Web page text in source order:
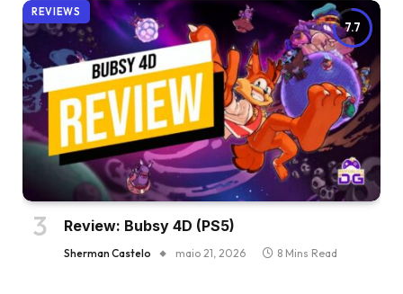
7.7
REVIEWS
Review: Bubsy 4D (PS5)
Sherman Castelo maio 21, 2026 8 Mins Read